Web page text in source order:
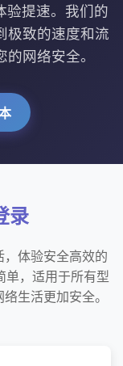
验提速。我们的
极致的速度和流
网络安全。
录
体验安全高效的
单，适用于所有型
生活更加安全。